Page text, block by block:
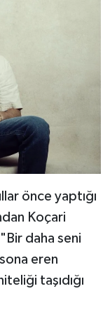
önce yaptığı
Koçari
daha seni
eren
taşıdığı